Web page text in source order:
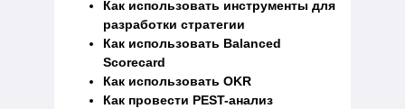
Как использовать инструменты для
разработки стратегии
Как использовать Balanced
Scorecard
Как использовать OKR
Как провести PEST-анализ